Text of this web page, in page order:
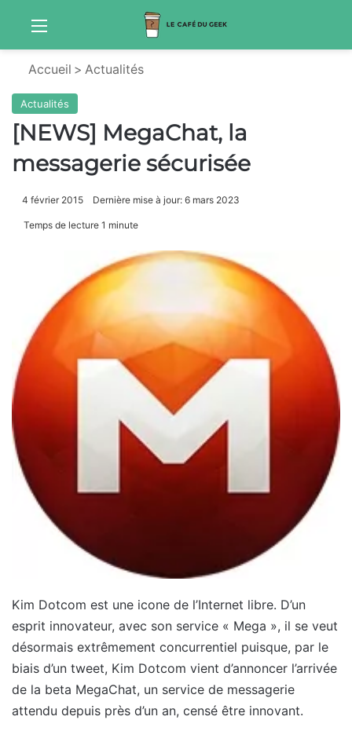
Accueil > Actualités
Actualités
[NEWS] MegaChat, la
messagerie sécurisée
4 février 2015 Dernière mise à jour: 6 mars 2023
Temps de lecture 1 minute
Kim Dotcom est une icone de l’Internet libre. D’un
esprit innovateur, avec son service « Mega », il se veut
désormais extrêmement concurrentiel puisque, par le
biais d’un tweet, Kim Dotcom vient d’annoncer l’arrivée
de la beta MegaChat, un service de messagerie
attendu depuis près d’un an, censé être innovant.